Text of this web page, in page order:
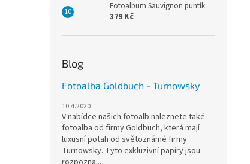
Fotoalbum Sauvignon puntík
379 Kč
Blog
Fotoalba Goldbuch - Turnowsky
10.4.2020
V nabídce našich fotoalb naleznete také
fotoalba od firmy Goldbuch, která mají
luxusní potah od světoznámé firmy
Turnowsky. Tyto exkluzivní papíry jsou